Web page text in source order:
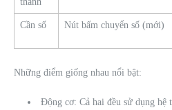
Cần số Nút bấm chuyển số (mới)
Những điểm giống nhau nổi bật:
Động cơ: Cả hai đều sử dụng